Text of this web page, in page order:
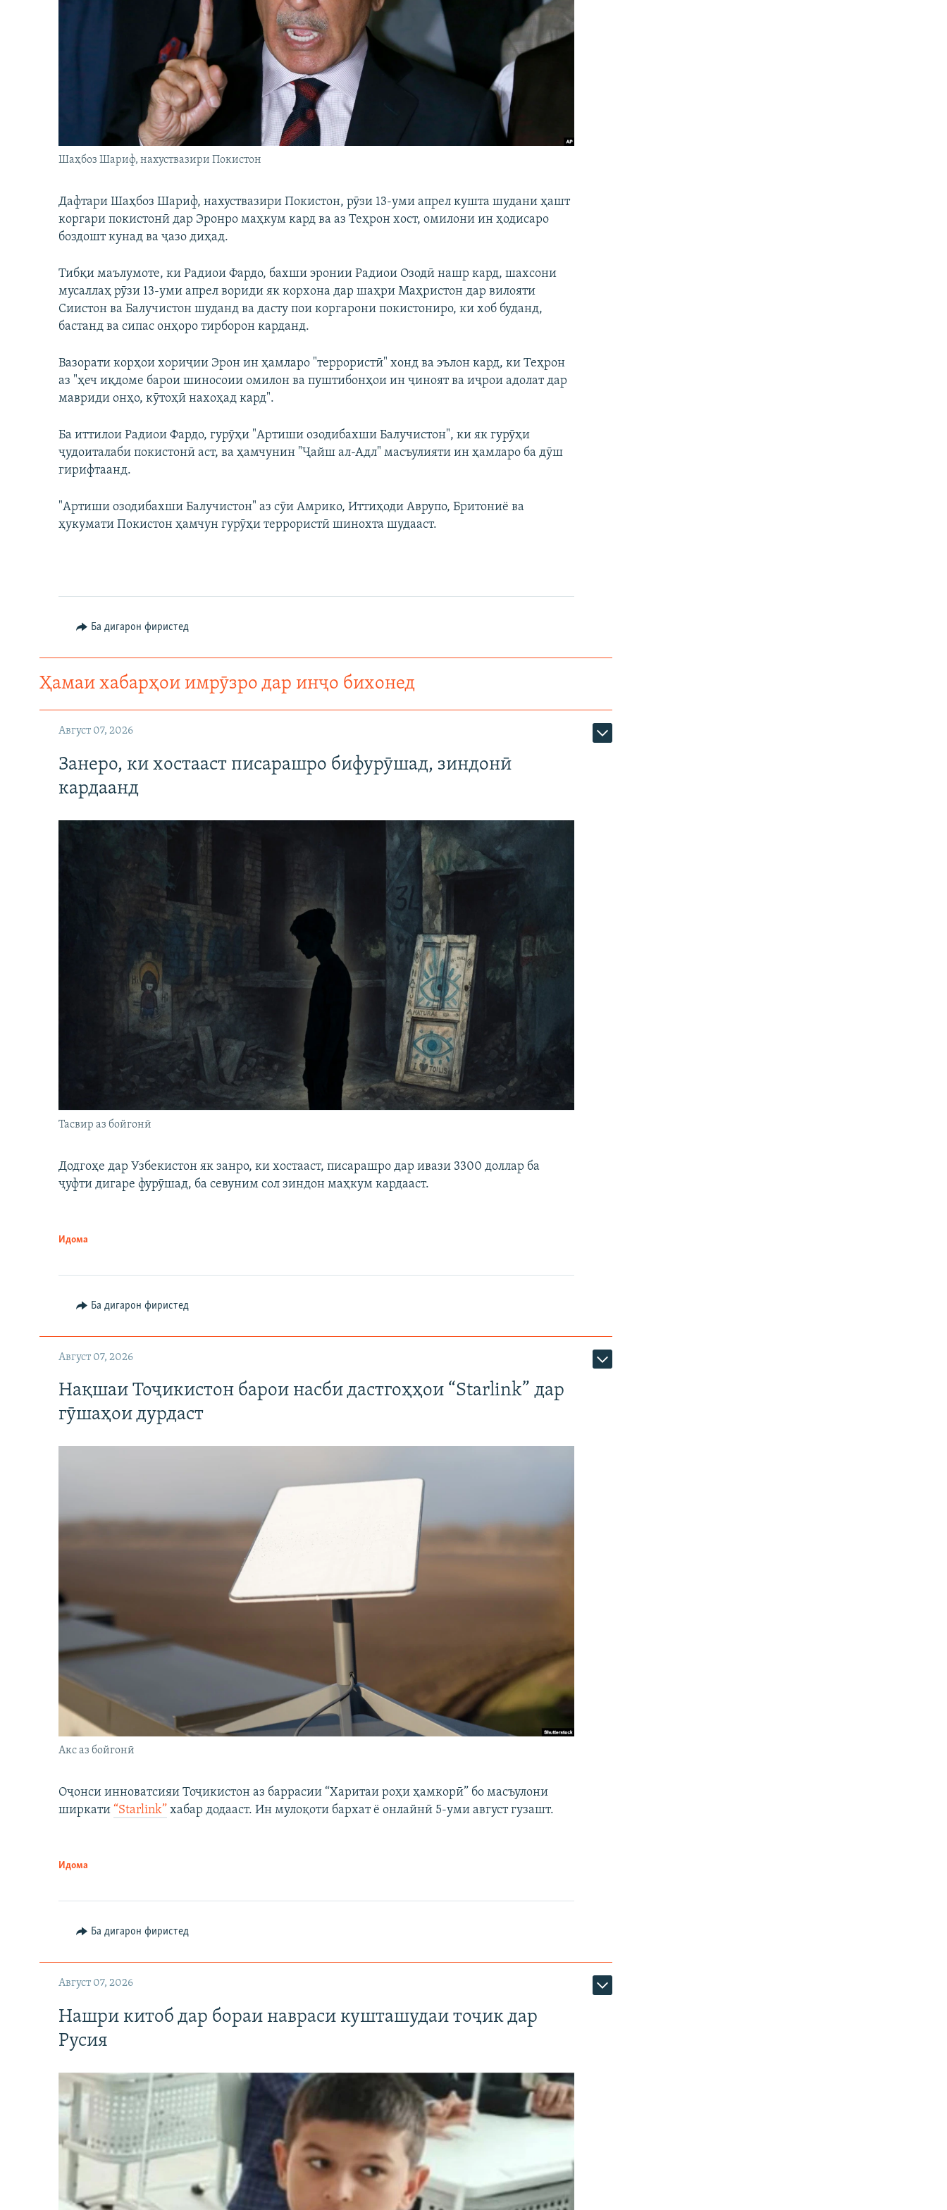
Шаҳбоз Шариф, нахуствазири Покистон
Дафтари Шаҳбоз Шариф, нахуствазири Покистон, рӯзи 13-уми апрел кушта шудани ҳашт
коргари покистонӣ дар Эронро маҳкум кард ва аз Теҳрон хост, омилони ин ҳодисаро
боздошт кунад ва ҷазо диҳад.
Тибқи маълумоте, ки Радиои Фардо, бахши эронии Радиои Озодӣ нашр кард, шахсони
мусаллаҳ рӯзи 13-уми апрел вориди як корхона дар шаҳри Маҳристон дар вилояти
Сиистон ва Балучистон шуданд ва дасту пои коргарони покистониро, ки хоб буданд,
бастанд ва сипас онҳоро тирборон карданд.
Вазорати корҳои хориҷии Эрон ин ҳамларо "террористӣ" хонд ва эълон кард, ки Теҳрон
аз "ҳеч иқдоме барои шиносоии омилон ва пуштибонҳои ин ҷиноят ва иҷрои адолат дар
мавриди онҳо, кӯтоҳӣ нахоҳад кард".
Ба иттилои Радиои Фардо, гурӯҳи "Артиши озодибахши Балучистон", ки як гурӯҳи
ҷудоиталаби покистонӣ аст, ва ҳамчунин "Ҷайш ал-Адл" масъулияти ин ҳамларо ба дӯш
гирифтаанд.
"Артиши озодибахши Балучистон" аз сӯи Амрико, Иттиҳоди Аврупо, Бритониё ва
ҳукумати Покистон ҳамчун гурӯҳи террористӣ шинохта шудааст.
Ба дигарон фиристед
Ҳамаи хабарҳои имрӯзро дар инҷо бихонед
Август 07, 2026
Занеро, ки хостааст писарашро бифурӯшад, зиндонӣ
кардаанд
Тасвир аз бойгонӣ
Додгоҳе дар Узбекистон як занро, ки хостааст, писарашро дар ивази 3300 доллар ба
ҷуфти дигаре фурӯшад, ба севуним сол зиндон маҳкум кардааст.
Идома
Ба дигарон фиристед
Август 07, 2026
Нақшаи Тоҷикистон барои насби дастгоҳҳои “Starlink” дар
гӯшаҳои дурдаст
Акс аз бойгонӣ
Оҷонси инноватсияи Тоҷикистон аз баррасии “Харитаи роҳи ҳамкорӣ” бо масъулони
ширкати “Starlink” хабар додааст. Ин мулоқоти бархат ё онлайнӣ 5-уми август гузашт.
Идома
Ба дигарон фиристед
Август 07, 2026
Нашри китоб дар бораи навраси кушташудаи тоҷик дар
Русия